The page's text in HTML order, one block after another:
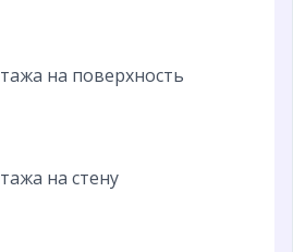
на поверхность
на стену